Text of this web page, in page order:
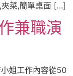
菜,簡單桌面 […]
兼職演
姐工作內容從50